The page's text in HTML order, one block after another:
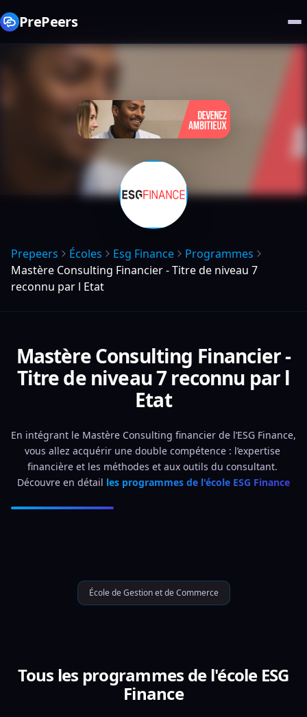
PrePeers
Prepeers Écoles Esg Finance
Programmes
Mastère Consulting Financier - Titre de niveau 7
reconnu par l Etat
Mastère Consulting Financier -
Titre de niveau 7 reconnu par l
Etat
En intégrant le Mastère Consulting financier de l’ESG Finance,
vous allez acquérir une double compétence : l’expertise
financière et les méthodes et aux outils du consultant.
Découvre en détail les programmes de l'école ESG Finance
École de Gestion et de Commerce
Tous les programmes de l'école ESG
Finance